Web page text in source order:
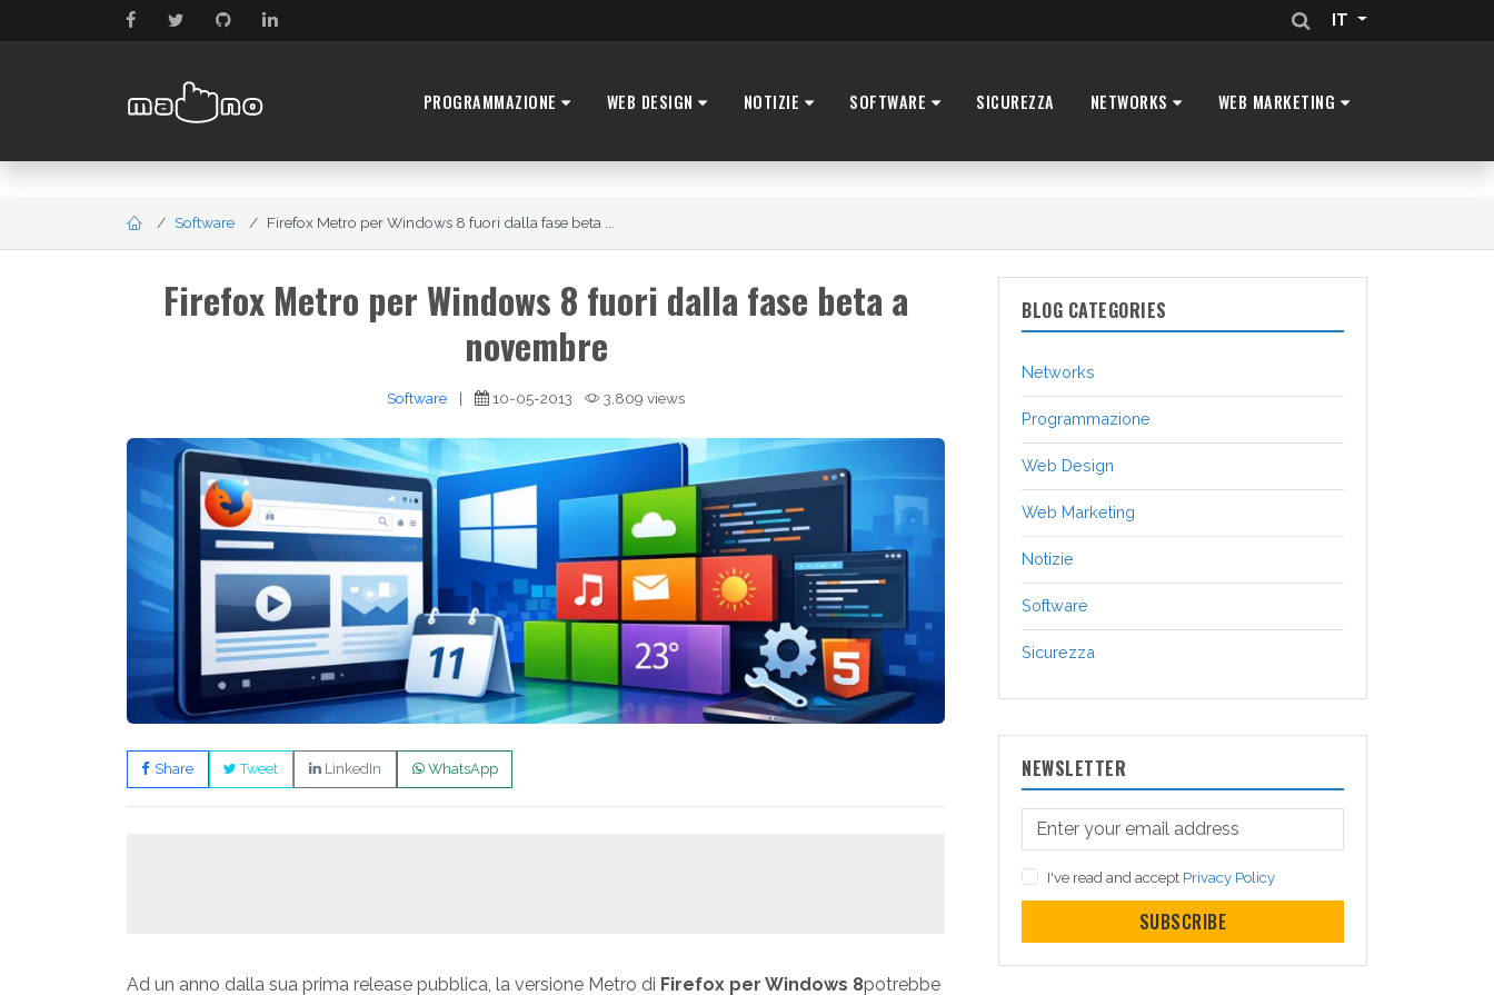
IT
PROGRAMMAZIONE WEB DESIGN NOTIZIE SOFTWARE SICUREZZA NETWORKS WEB MARKETING
Software Firefox Metro per Windows 8 fuori dalla fase beta ...
Firefox Metro per Windows 8 fuori dalla fase beta a
novembre
Software | 10-05-2013 3,809 views
Share Tweet LinkedIn WhatsApp
Ad un anno dalla sua prima release pubblica, la versione Metro di Firefox per Windows 8potrebbe
BLOG CATEGORIES
Networks
Programmazione
Web Design
Web Marketing
Notizie
Software
Sicurezza
NEWSLETTER
I've read and accept Privacy Policy
SUBSCRIBE